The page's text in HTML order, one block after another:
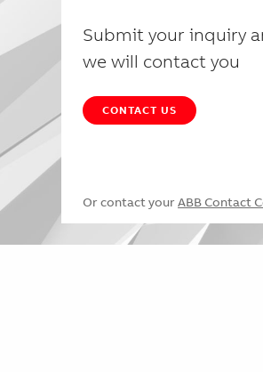
Submit your inquiry
we will contact you
CONTACT US
Or contact your ABB Contact